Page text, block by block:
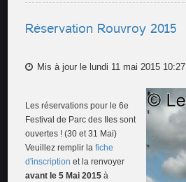
Réservation Rouvroy 2015
Mis à jour le lundi 11 mai 2015 10:27
Les réservations pour le 6e
Festival de Parc des Iles sont
ouvertes ! (30 et 31 Mai)
Veuillez remplir lafiche
d'inscription et la renvoyer
avant le 5 Mai 2015 à